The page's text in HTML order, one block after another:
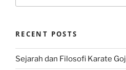
RECENT POSTS
Sejarah dan Filosofi Karate